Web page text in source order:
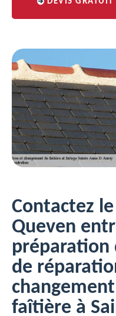
Contactez
Queven
préparation
de
faîtière à